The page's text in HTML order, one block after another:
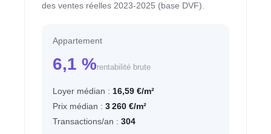
des ventes réelles 2023-2025 (base DVF).
Appartement
6,1 %rentabilité brute
Loyer médian : 16,59 €/m²
Prix médian : 3 260 €/m²
Transactions/an : 304